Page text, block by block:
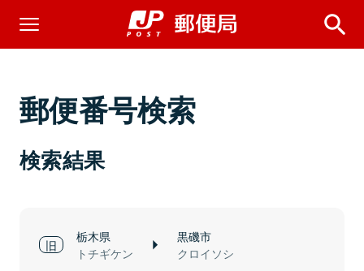
郵便番号検索
検索結果
栃木県
トチギケン
黒磯市
クロイソシ